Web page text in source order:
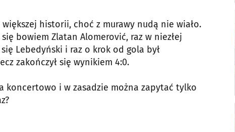
historii, choć z murawy nudą nie wiało.
bowiem Zlatan Alomerović, raz w niezłej
Lebedyński i raz o krok od gola był
zakończył się wynikiem 4:0.
koncertowo i w zasadzie można zapytać tylko